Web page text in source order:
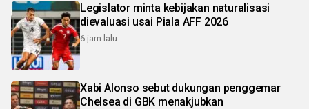
Legislator minta kebijakan naturalisasi
dievaluasi usai Piala AFF 2026
6 jam lalu
Xabi Alonso sebut dukungan penggemar
Chelsea di GBK menakjubkan